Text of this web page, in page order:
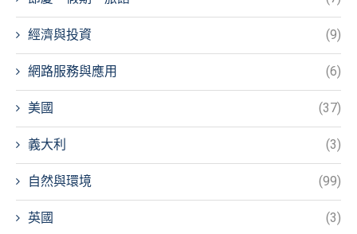
經濟與投資 (9)
網路服務與應用 (6)
美國 (37)
義大利 (3)
自然與環境 (99)
英國 (3)